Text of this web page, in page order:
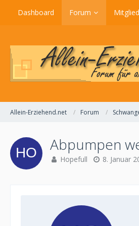
Dashboard Forum
Allein-Erziehend.net Forum
Abpumpen
Hopefull 8. Januar